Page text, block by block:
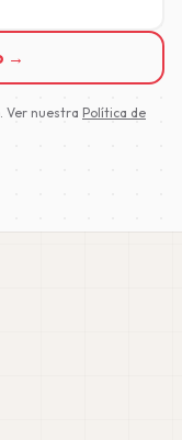
→
Ver nuestra Política de